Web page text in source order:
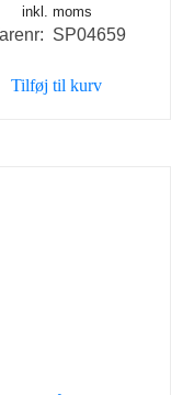
oprindelige
pris
9,00 kr..
pris
inkl. moms
SP04659
Tilføj til kurv